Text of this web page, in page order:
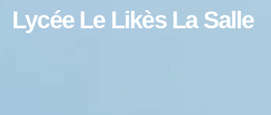
Lycée Le Likès La Salle